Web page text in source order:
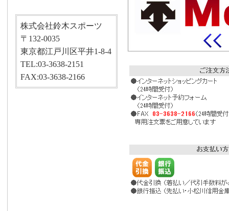
株式会社鈴木スポーツ
〒132-0035
東京都江戸川区平井1-8-4
TEL:03-3638-2151
FAX:03-3638-2166